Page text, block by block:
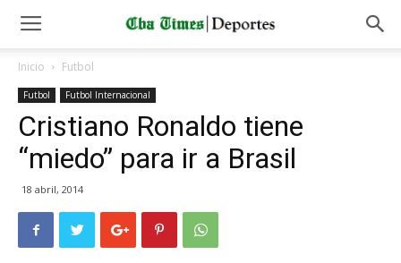
Inicio Futbol
Futbol Futbol Internacional
Cristiano Ronaldo tiene
“miedo” para ir a Brasil
18 abril, 2014